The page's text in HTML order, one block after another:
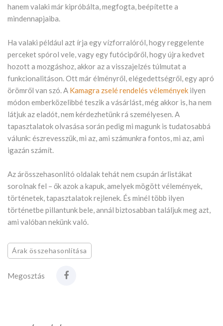
hanem valaki már kipróbálta, megfogta, beépítette a
mindennapjaiba.
Ha valaki például azt írja egy vízforralóról, hogy reggelente
perceket spórol vele, vagy egy futócipőről, hogy újra kedvet
hozott a mozgáshoz, akkor az a visszajelzés túlmutat a
funkcionalitáson. Ott már élményről, elégedettségről, egy apró
örömről van szó. A Kamagra zselé rendelés vélemények ilyen
módon emberközelibbé teszik a vásárlást, még akkor is, ha nem
látjuk az eladót, nem kérdezhetünk rá személyesen. A
tapasztalatok olvasása során pedig mi magunk is tudatosabbá
válunk: észrevesszük, mi az, ami számunkra fontos, mi az, ami
igazán számít.
Az árösszehasonlító oldalak tehát nem csupán árlistákat
sorolnak fel – ők azok a kapuk, amelyek mögött vélemények,
történetek, tapasztalatok rejlenek. És minél több ilyen
történetbe pillantunk bele, annál biztosabban találjuk meg azt,
ami valóban nekünk való.
Árak összehasonlítása
Megosztás